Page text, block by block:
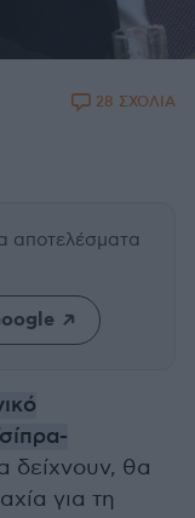
28 ΣΧΟΛΙΑ
αποτελέσματα
δείχνουν, θα
για τη